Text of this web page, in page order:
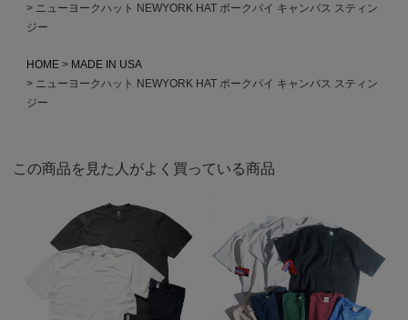
ニューヨークハット NEWYORK HAT ポークパイ キャンバス スティン
ジー
HOME
MADE IN USA
ニューヨークハット NEWYORK HAT ポークパイ キャンバス スティン
ジー
この商品を見た人がよく買っている商品